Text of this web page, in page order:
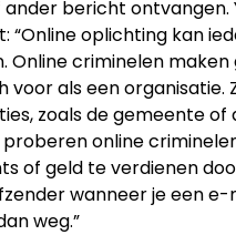
bericht ontvangen.
“Online oplichting kan
Online criminelen
voor als een
zoals de gemeente of
online
of geld te verdienen
wanneer je een
weg.”